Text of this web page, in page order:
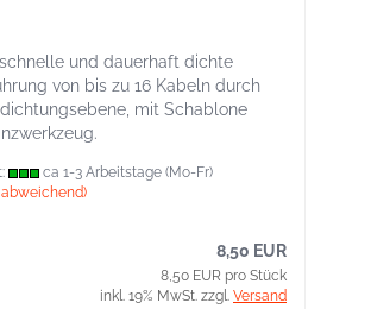
und dauerhaft dichte
von bis zu 16 Kabeln durch
mit Schablone
ca 1-3 Arbeitstage (Mo-Fr)
8,50 EUR
8,50 EUR pro Stück
inkl. 19% MwSt. zzgl. Versand